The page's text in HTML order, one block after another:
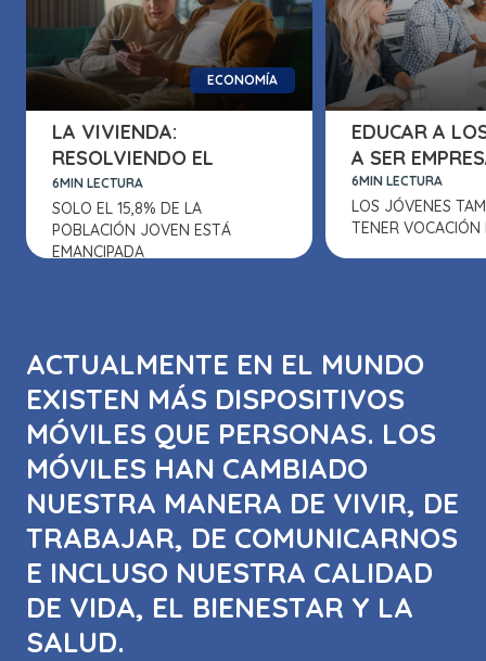
ECONOMÍA
LA VIVIENDA:
RESOLVIENDO EL
DILEMA DE LOS
JÓVENES
6MIN LECTURA
SOLO EL 15,8% DE LA
POBLACIÓN JOVEN ESTÁ
EMANCIPADA
EDUCAR A
A SER
6MIN LECTURA
LOS JÓVENES
TENER VOCACIÓN
ACTUALMENTE EN EL MUNDO
EXISTEN MÁS DISPOSITIVOS
MÓVILES QUE PERSONAS. LOS
MÓVILES HAN CAMBIADO
NUESTRA MANERA DE VIVIR, DE
TRABAJAR, DE COMUNICARNOS
E INCLUSO NUESTRA CALIDAD
DE VIDA, EL BIENESTAR Y LA
SALUD.